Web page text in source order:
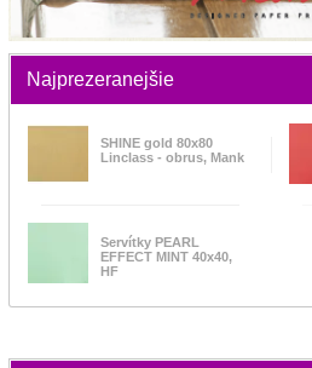
Najprezeranejšie
SHINE gold 80x80
Linclass - obrus, Mank
Servítky PEARL
EFFECT MINT 40x40,
HF